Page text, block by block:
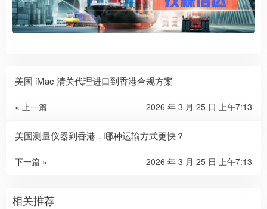
美国 iMac 清关代理进口到香港合规方案
« 上一篇 2026 年 3 月 25 日 上午7:13
美国测量仪器到香港，哪种运输方式更快？
下一篇 » 2026 年 3 月 25 日 上午7:13
相关推荐